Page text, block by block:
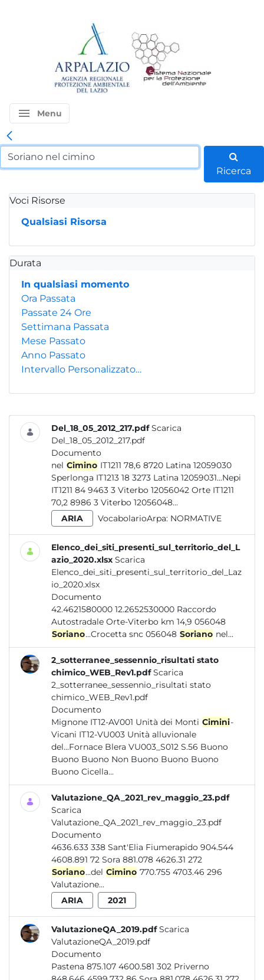
menu Menu
Ricerca
Voci Risorse
Qualsiasi Risorsa
Durata
In qualsiasi momento
Ora Passata
Passate 24 Ore
Settimana Passata
Mese Passato
Anno Passato
Intervallo Personalizzato…
Del_18_05_2012_217.pdf Scarica
Del_18_05_2012_217.pdf
Documento
nel Cimino IT1211 78,6 8720 Latina 12059030
Sperlonga IT1213 18 3273 Latina 12059031...Nepi
IT1211 84 9463 3 Viterbo 12056042 Orte IT1211
70,2 8986 3 Viterbo 12056048...
ARIA
VocabolarioArpa: NORMATIVE
Elenco_dei_siti_presenti_sul_territorio_del_L
azio_2020.xlsx Scarica
Elenco_dei_siti_presenti_sul_territorio_del_Laz
io_2020.xlsx
Documento
42.4621580000 12.2652530000 Raccordo
Autostradale Orte-Viterbo km 14,9 056048
Soriano...Crocetta snc 056048 Soriano nel...
2_sotterranee_sessennio_risultati stato
chimico_WEB_Rev1.pdf Scarica
2_sotterranee_sessennio_risultati stato
chimico_WEB_Rev1.pdf
Documento
Mignone IT12-AV001 Unità dei Monti Cimini-
Vicani IT12-VU003 Unità alluvionale
del...Fornace Blera VU003_S012 S.56 Buono
Buono Buono Non Buono Buono Buono
Buono Cicella...
Valutazione_QA_2021_rev_maggio_23.pdf
Scarica
Valutazione_QA_2021_rev_maggio_23.pdf
Documento
4636.633 338 Sant'Elia Fiumerapido 904.544
4608.891 72 Sora 881.078 4626.31 272
Soriano...del Cimino 770.755 4703.46 296
Valutazione...
ARIA
2021
ValutazioneQA_2019.pdf Scarica
ValutazioneQA_2019.pdf
Documento
Pastena 875.107 4600.581 302 Priverno